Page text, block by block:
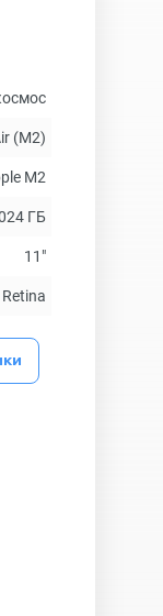
(M2)
M2
ГБ
11"